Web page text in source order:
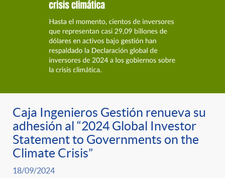
Caja Ingenieros Gestión renueva su
adhesión al “2024 Global Investor
Statement to Governments on the
Climate Crisis”
18/09/2024